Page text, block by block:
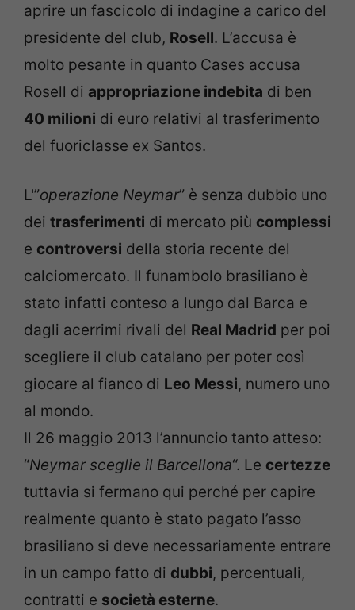
aprire un fascicolo di indagine a carico del
presidente del club, Rosell. L’accusa è
molto pesante in quanto Cases accusa
Rosell di appropriazione indebita di ben
40 milioni di euro relativi al trasferimento
del fuoriclasse ex Santos.
L'”operazione Neymar” è senza dubbio uno
dei trasferimenti di mercato più complessi
e controversi della storia recente del
calciomercato. Il funambolo brasiliano è
stato infatti conteso a lungo dal Barca e
dagli acerrimi rivali del Real Madrid per poi
scegliere il club catalano per poter così
giocare al fianco di Leo Messi, numero uno
al mondo.
Il 26 maggio 2013 l’annuncio tanto atteso:
“Neymar sceglie il Barcellona“. Le certezze
tuttavia si fermano qui perché per capire
realmente quanto è stato pagato l’asso
brasiliano si deve necessariamente entrare
in un campo fatto di dubbi, percentuali,
contratti e società esterne.